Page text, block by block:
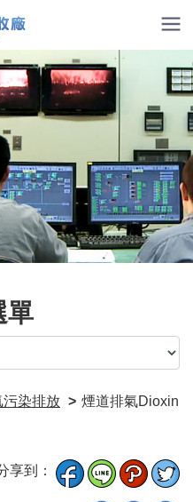
單
污染排放 > 煙道排氣Dioxin
享到：